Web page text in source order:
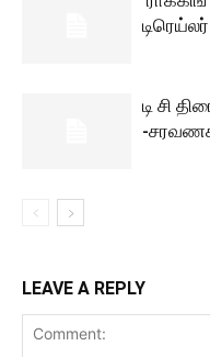
டி சி
-
LEAVE A REPLY